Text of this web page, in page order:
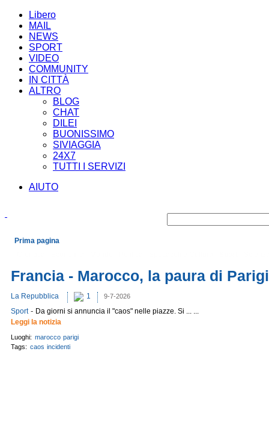
Libero
MAIL
NEWS
SPORT
VIDEO
COMMUNITY
IN CITTÀ
ALTRO
BLOG
CHAT
DILEI
BUONISSIMO
SIVIAGGIA
24X7
TUTTI I SERVIZI
AIUTO
Prima pagina
Francia - Marocco, la paura di Parigi
La Repubblica 1 9-7-2026
Sport- Da giorni si annuncia il "caos" nelle piazze. Si ... ...
Leggi la notizia
Luoghi: marocco parigi
Tags: caos incidenti